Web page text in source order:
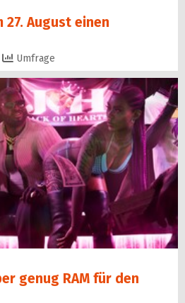
27. August einen
Umfrage
genug RAM für den